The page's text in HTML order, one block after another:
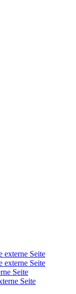
externe Seite
externe Seite
Seite
Seite